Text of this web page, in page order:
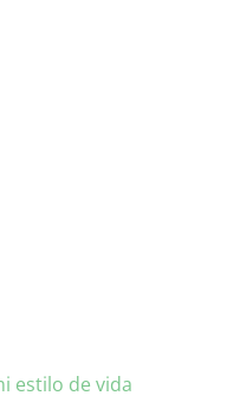
estilo de vida